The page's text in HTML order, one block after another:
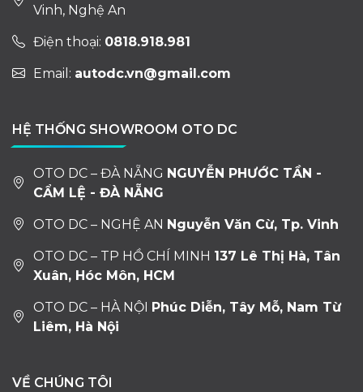
Vinh, Nghệ An
Điện thoại: 0818.918.981
Email: autodc.vn@gmail.com
HỆ THỐNG SHOWROOM OTO DC
OTO DC – ĐÀ NẴNG NGUYỄN PHƯỚC TẦN -
CẨM LỆ - ĐÀ NẴNG
OTO DC – NGHỆ AN Nguyễn Văn Cừ, Tp. Vinh
OTO DC – TP HỒ CHÍ MINH 137 Lê Thị Hà, Tân
Xuân, Hóc Môn, HCM
OTO DC – HÀ NỘI Phúc Diễn, Tây Mỗ, Nam Từ
Liêm, Hà Nội
VỀ CHÚNG TÔI